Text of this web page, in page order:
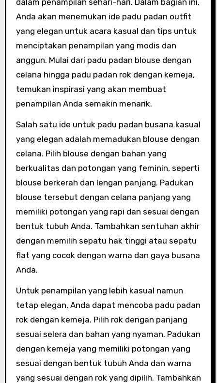
Anda akan menemukan ide padu padan outfit
yang elegan untuk acara kasual dan tips untuk
menciptakan penampilan yang modis dan
anggun. Mulai dari padu padan blouse dengan
celana hingga padu padan rok dengan kemeja,
temukan inspirasi yang akan membuat
penampilan Anda semakin menarik.
Salah satu ide untuk padu padan busana kasual
yang elegan adalah memadukan blouse dengan
celana. Pilih blouse dengan bahan yang
berkualitas dan potongan yang feminin, seperti
blouse berkerah dan lengan panjang. Padukan
blouse tersebut dengan celana panjang yang
memiliki potongan yang rapi dan sesuai dengan
bentuk tubuh Anda. Tambahkan sentuhan akhir
dengan memilih sepatu hak tinggi atau sepatu
flat yang cocok dengan warna dan gaya busana
Anda.
Untuk penampilan yang lebih kasual namun
tetap elegan, Anda dapat mencoba padu padan
rok dengan kemeja. Pilih rok dengan panjang
sesuai selera dan bahan yang nyaman. Padukan
dengan kemeja yang memiliki potongan yang
sesuai dengan bentuk tubuh Anda dan warna
yang sesuai dengan rok yang dipilih. Tambahkan